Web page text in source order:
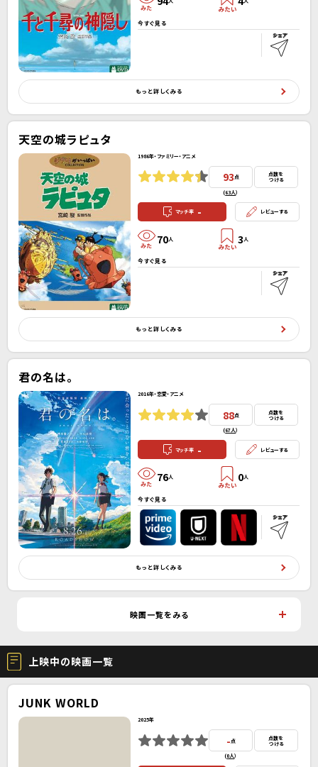
今すぐ見る
もっと詳しくみる
天空の城ラピュタ
1986年・ファミリー・アニメ
93点
(63人）
点数を
つける
マッチ率 - レビューする
70人 3人
今すぐ見る
もっと詳しくみる
君の名は。
2016年・恋愛・アニメ
88点
(67人）
点数を
つける
マッチ率 - レビューする
76人 0人
今すぐ見る
もっと詳しくみる
映画一覧をみる
上映中の映画一覧
JUNK WORLD
2025年
- 点
(0人）
点数を
つける